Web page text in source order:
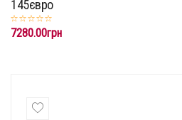
145євро
7280.00грн